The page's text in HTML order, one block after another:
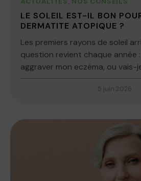
LE SOLEIL EST-IL BON
DERMATITE ATOPIQUE ?
Les premiers rayons de soleil
question revient chaque année
aggraver mon eczéma, ou vais-
5 juin 2026